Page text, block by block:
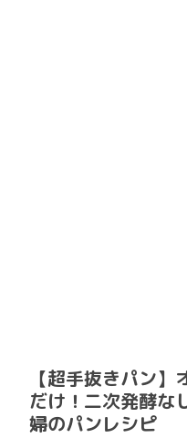
【超手抜きパン】
だけ！二次発酵な
婦のパンレシピ